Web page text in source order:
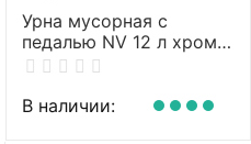
Урна мусорная с
педалью NV 12 л хром
NV-BIN12L
В наличии: